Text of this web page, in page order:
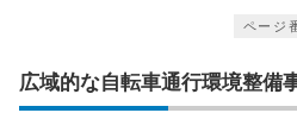
ページ
広域的な自転車通行環境整備